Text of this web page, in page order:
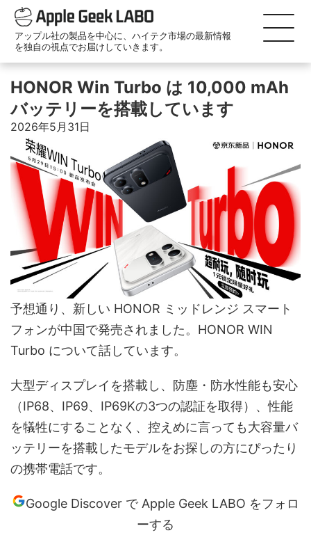
アップル社の製品を中心に、ハイテク市場の最新情報
を独自の視点でお届けしていきます。
HONOR Win Turbo は 10,000 mAh
バッテリーを搭載しています
2026年5月31日
予想通り、新しい HONOR ミッドレンジ スマート
フォンが中国で発売されました。HONOR WIN
Turbo について話しています。
大型ディスプレイを搭載し、防塵・防水性能も安心
（IP68、IP69、IP69Kの3つの認証を取得）、性能
を犠牲にすることなく、控えめに言っても大容量バ
ッテリーを搭載したモデルをお探しの方にぴったり
の携帯電話です。
Google Discover で Apple Geek LABO をフォロ
ーする